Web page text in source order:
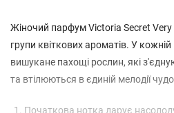
Жіночий парфум Victoria Secret Very
групи квіткових ароматів. У кожній
вишукане пахощі рослин, які
та втілюються в єдиній мелодії
Початкова нотка дарує